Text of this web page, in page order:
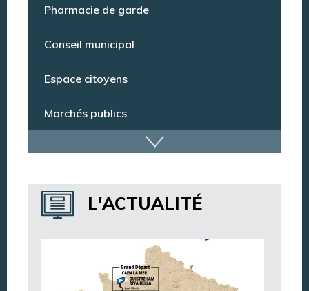
Pharmacie de garde
Conseil municipal
Espace citoyens
Marchés publics
Dispositif de vidéoprotection
Annuaire des services
Annuaire des associations
Argentan Aujourd’hui
L'ACTUALITÉ